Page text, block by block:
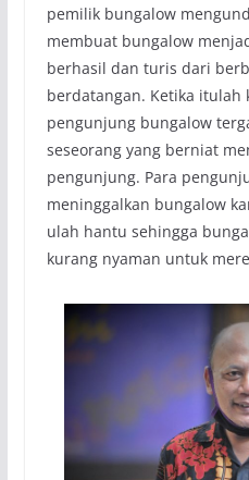
pemilik bungalow
membuat bungalow
berhasil dan turis dari
berdatangan. Ketika itulah
pengunjung bungalow
seseorang yang berniat
pengunjung. Para
meninggalkan bungalow
ulah hantu sehingga
kurang nyaman untuk